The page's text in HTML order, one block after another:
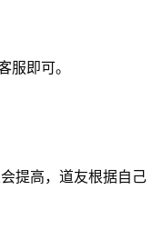
即可。
提高，道友根据自己